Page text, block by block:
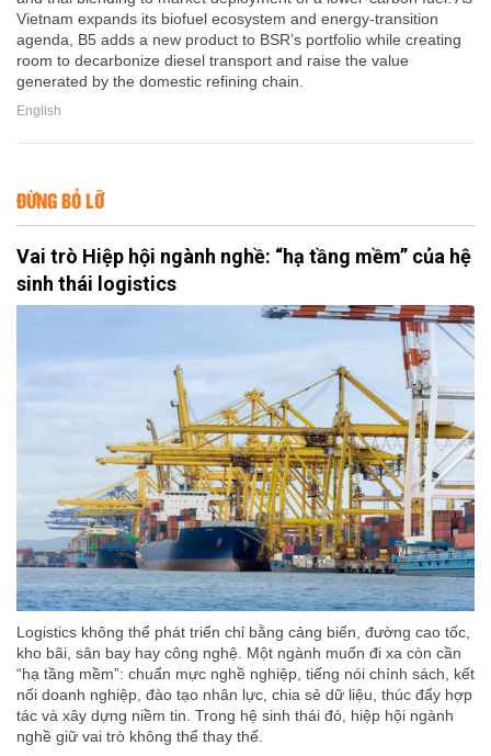
Vietnam expands its biofuel ecosystem and energy-transition
agenda, B5 adds a new product to BSR’s portfolio while creating
room to decarbonize diesel transport and raise the value
generated by the domestic refining chain.
English
ĐỪNG BỎ LỠ
Vai trò Hiệp hội ngành nghề: “hạ tầng mềm” của hệ
sinh thái logistics
Logistics không thể phát triển chỉ bằng cảng biển, đường cao tốc,
kho bãi, sân bay hay công nghệ. Một ngành muốn đi xa còn cần
“hạ tầng mềm”: chuẩn mực nghề nghiệp, tiếng nói chính sách, kết
nối doanh nghiệp, đào tạo nhân lực, chia sẻ dữ liệu, thúc đẩy hợp
tác và xây dựng niềm tin. Trong hệ sinh thái đó, hiệp hội ngành
nghề giữ vai trò không thể thay thế.